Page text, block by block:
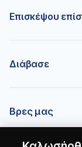
Επισκέψου
Διάβασε
Βρες μας